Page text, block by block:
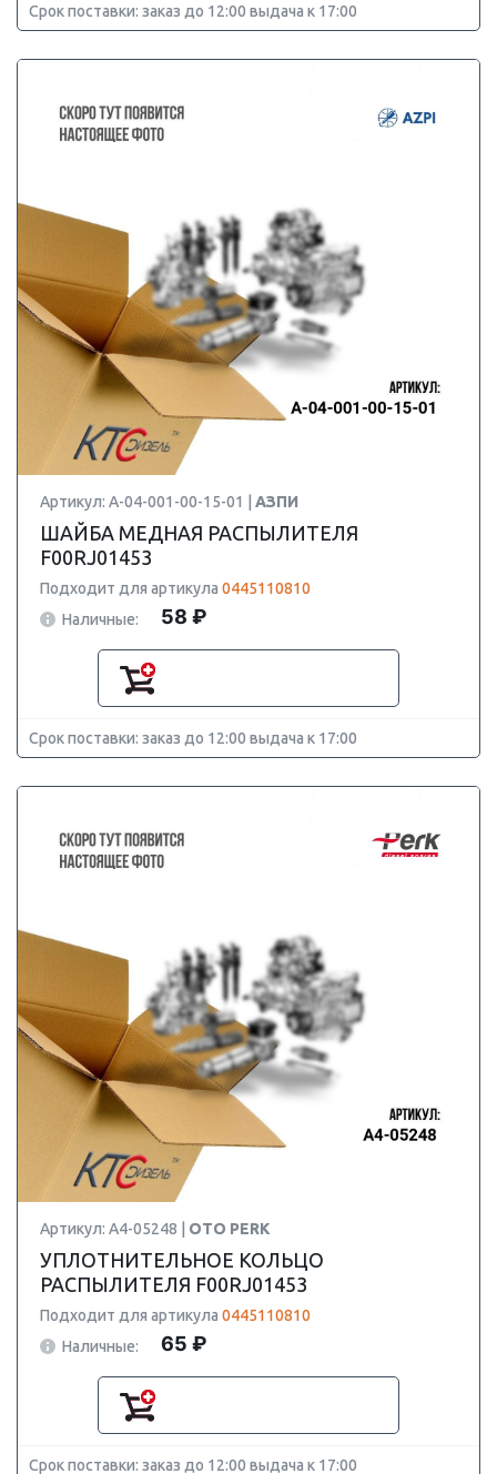
Срок поставки: заказ до 12:00 выдача к 17:00
Артикул: А-04-001-00-15-01 | АЗПИ
ШАЙБА МЕДНАЯ РАСПЫЛИТЕЛЯ
F00RJ01453
Подходит для артикула 0445110810
Наличные:
58 ₽
Срок поставки: заказ до 12:00 выдача к 17:00
Артикул: A4-05248 | OTO PERK
УПЛОТНИТЕЛЬНОЕ КОЛЬЦО
РАСПЫЛИТЕЛЯ F00RJ01453
Подходит для артикула 0445110810
Наличные:
65 ₽
Срок поставки: заказ до 12:00 выдача к 17:00